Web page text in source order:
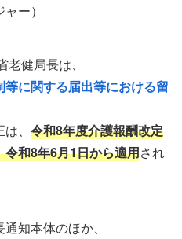
ー）
健局長は、
等に関する届出等における留
、 令和8年度介護報酬改定
令和8年6月1日から適用され
知本体のほか、